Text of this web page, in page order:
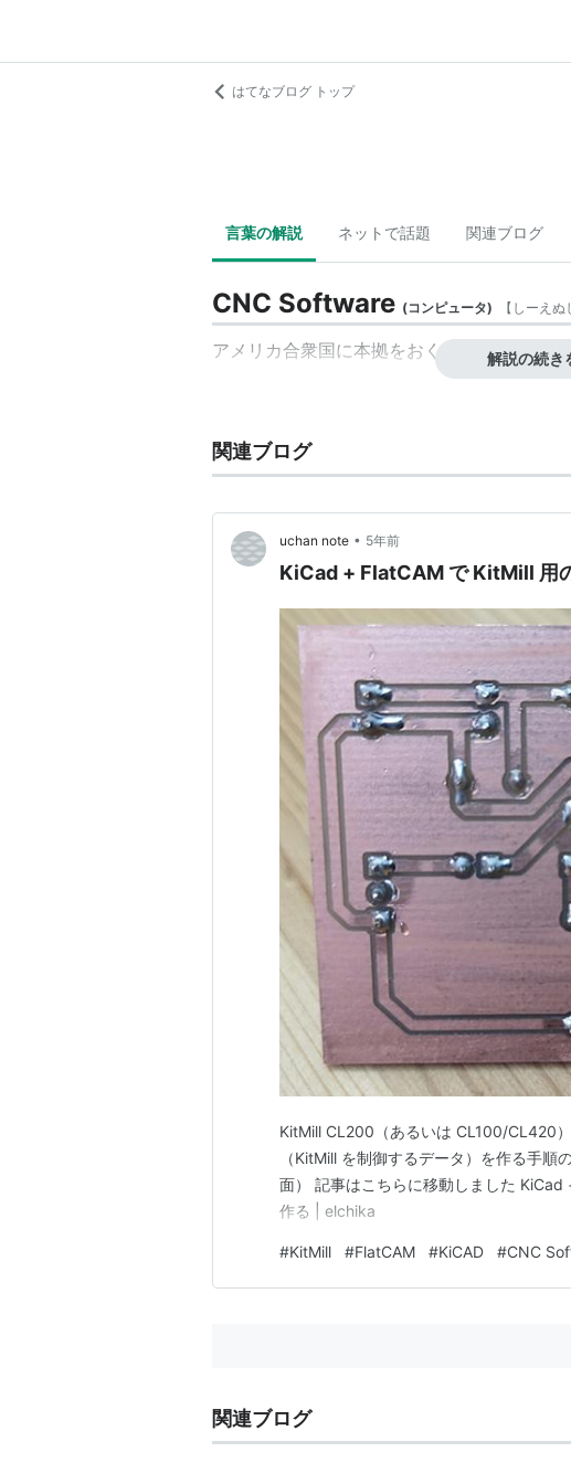
はてなブログ トップ
言葉の解説 ネットで話題 関連ブログ
CNC Software (コンピュータ) 【 しーえぬ
アメリカ合衆国に本拠をおく、CAD/CAMソ
解説の続き
関連ブログ
uchan note • 5年前
KiCad + FlatCAM で KitMill 用
KitMill CL200（あるいは CL100/CL420
（KitMill を制御するデータ）を作る手
面） 記事はこちらに移動しました
作る | elchika
#KitMill #FlatCAM #KiCAD #CNC
関連ブログ